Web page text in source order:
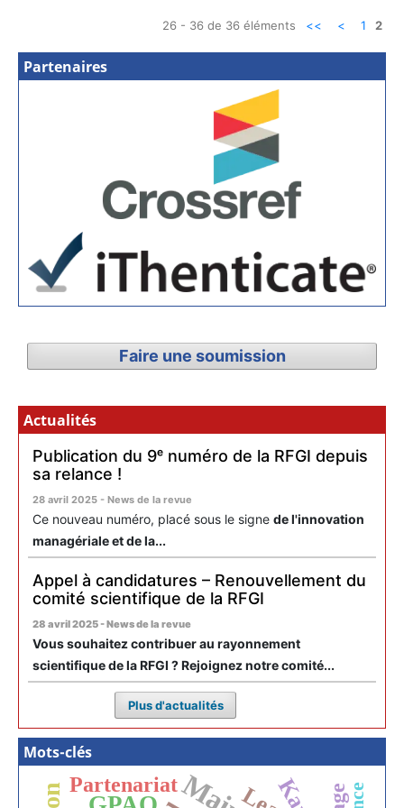
26 - 36 de 36 éléments << < 1 2
Partenaires
Faire une soumission
Actualités
Publication du 9ᵉ numéro de la RFGI depuis
sa relance !
28 avril 2025 - News de la revue
Ce nouveau numéro, placé sous le signe de l'innovation
managériale et de la...
Appel à candidatures – Renouvellement du
comité scientifique de la RFGI
28 avril 2025 - News de la revue
Vous souhaitez contribuer au rayonnement
scientifique de la RFGI ? Rejoignez notre comité...
Plus d'actualités
Mots-clés
Partenariat